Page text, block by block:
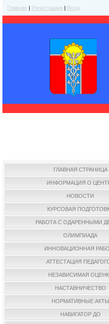
Главная | Регистрация | Вход
ГЛАВНАЯ СТРАНИЦА
ИНФОРМАЦИЯ О
НОВОСТИ
КУРСОВАЯ
РАБОТА С ОДАРЕННЫМИ
ОЛИМПИАДА
ИННОВАЦИОННАЯ
АТТЕСТАЦИЯ
НЕЗАВИСИМАЯ
НАСТАВНИЧЕСТВО
НОРМАТИВНЫЕ АКТЫ
НАВИГАТОР ДО